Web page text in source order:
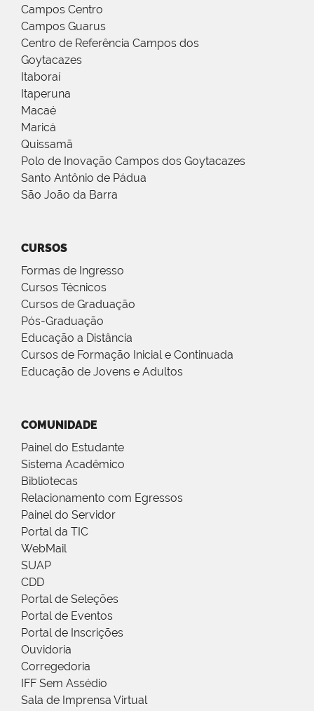
Campos Centro
Campos Guarus
Centro de Referência Campos dos
Goytacazes
Itaboraí
Itaperuna
Macaé
Maricá
Quissamã
Polo de Inovação Campos dos Goytacazes
Santo Antônio de Pádua
São João da Barra
CURSOS
Formas de Ingresso
Cursos Técnicos
Cursos de Graduação
Pós-Graduação
Educação a Distância
Cursos de Formação Inicial e Continuada
Educação de Jovens e Adultos
COMUNIDADE
Painel do Estudante
Sistema Acadêmico
Bibliotecas
Relacionamento com Egressos
Painel do Servidor
Portal da TIC
WebMail
SUAP
CDD
Portal de Seleções
Portal de Eventos
Portal de Inscrições
Ouvidoria
Corregedoria
IFF Sem Assédio
Sala de Imprensa Virtual